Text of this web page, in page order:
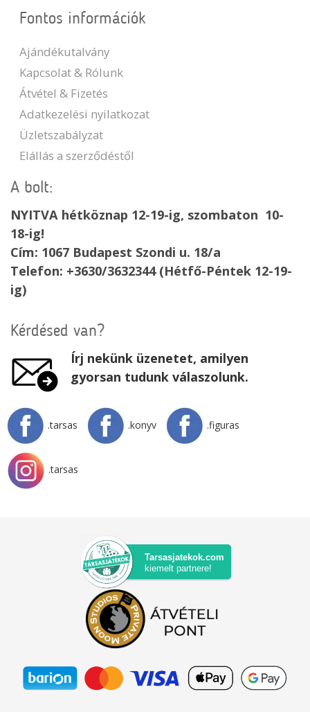
Fontos információk
Ajándékutalvány
Kapcsolat & Rólunk
Átvétel & Fizetés
Adatkezelési nyilatkozat
Üzletszabályzat
Elállás a szerződéstől
A bolt:
NYITVA hétköznap 12-19-ig, szombaton 10-
18-ig!
Cím: 1067 Budapest Szondi u. 18/a
Telefon: +3630/3632344 (Hétfő-Péntek 12-19-
ig)
Kérdésed van?
Írj nekünk üzenetet, amilyen
gyorsan tudunk válaszolunk.
.tarsas .konyv .figuras
.tarsas
Tarsasjatekok.com
kiemelt partnere!